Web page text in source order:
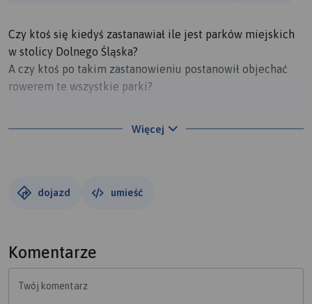
Czy ktoś się kiedyś zastanawiał ile jest parków miejskich
w stolicy Dolnego Śląska?
A czy ktoś po takim zastanowieniu postanowił objechać
rowerem te wszystkie parki?
zielonych azyli zajmuje się Zarząd Zieleni Miejskiej i to na
Przed nami niezwykła podróż przez parki małe i duże,
Parki są rozsiane po całym mieście, często sąsiadują ze
Więcej
dojazd umieść
Komentarze
Twój komentarz